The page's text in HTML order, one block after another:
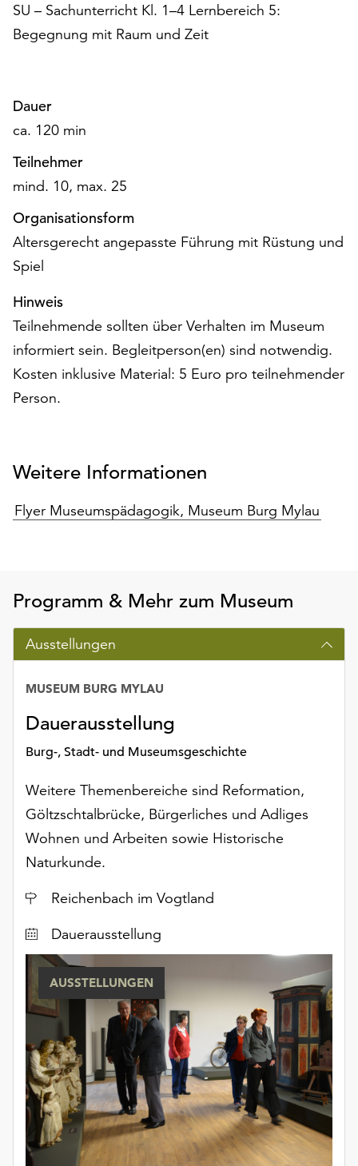
Ihr
Einverständnis
Möchten
die
verwendeten
Cookies
anpassen,
erreichen
Sie
die
Einstellungen
die
Schaltfläche
„Auswählen“.
Weitere
Informationen
finden
unserer
Datenschutzerklärung
oder
dem
SU – Sachunterricht Kl. 1–4 Lernbereich 5:
Begegnung mit Raum und Zeit
Dauer
ca. 120 min
Teilnehmer
mind. 10, max. 25
Organisationsform
Altersgerecht angepasste Führung mit Rüstung und
Spiel
Hinweis
Teilnehmende sollten über Verhalten im Museum
informiert sein. Begleitperson(en) sind notwendig.
Kosten inklusive Material: 5 Euro pro teilnehmender
Person.
Weitere Informationen
Flyer Museumspädagogik, Museum Burg Mylau
Programm & Mehr zum Museum
Ausstellungen
Dauerausstellung
Burg-, Stadt- und Museumsgeschichte
MUSEUM BURG MYLAU
Weitere Themenbereiche sind Reformation,
Göltzschtalbrücke, Bürgerliches und Adliges
Wohnen und Arbeiten sowie Historische
Naturkunde.
Ort
Reichenbach im Vogtland
Datum
Dauerausstellung
AUSSTELLUNGEN